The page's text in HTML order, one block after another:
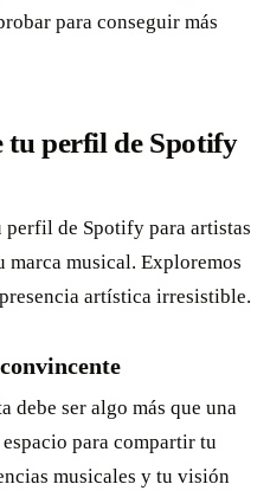
para conseguir más
tu perfil de Spotify
perfil de Spotify para artistas
marca musical. Exploremos
artística irresistible.
debe ser algo más que una
para compartir tu
musicales y tu visión